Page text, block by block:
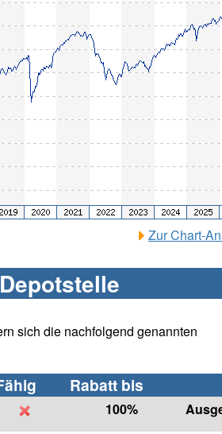
Zur Chart-
sich die nachfolgend genannten
Rabatt bis
100%